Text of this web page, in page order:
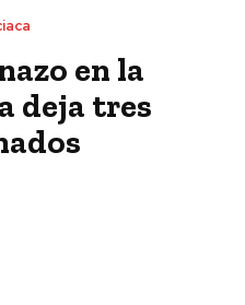
en la
deja tres